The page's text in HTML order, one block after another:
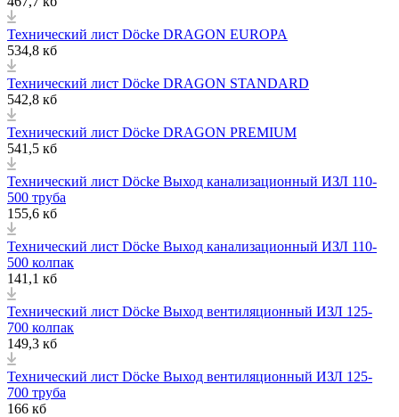
Технический лист Döcke DRAGON EUROPA
534,8 кб
Технический лист Döcke DRAGON STANDARD
542,8 кб
Технический лист Döcke DRAGON PREMIUM
541,5 кб
Технический лист Döcke Выход канализационный ИЗЛ 110-
500 труба
155,6 кб
Технический лист Döcke Выход канализационный ИЗЛ 110-
500 колпак
141,1 кб
Технический лист Döcke Выход вентиляционный ИЗЛ 125-
700 колпак
149,3 кб
Технический лист Döcke Выход вентиляционный ИЗЛ 125-
700 труба
166 кб